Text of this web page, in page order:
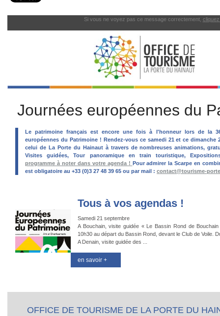
Si vous ne voyez pas ce message correctement,
Journées européennes du
Le patrimoine français est encore une fois à l'honneur lors de la
européennes du Patrimoine ! Rendez-vous ce samedi 21 et ce dimanche
celui de La Porte du Hainaut à travers de nombreuses animations,
Visites guidées, Tour panoramique en train touristique,
programme à noter dans votre agenda ! Pour admirer la Scarpe en
est obligatoire au +33 (0)3 27 48 39 65 ou par mail : contact@tourisme-
Tous à vos agendas !
Samedi 21 septembre
A Bouchain, visite guidée « Le Bassin Rond de
10h30 au départ du Bassin Rond, devant le Club de Voile.
A Denain, visite guidée des ...
en savoir +
OFFICE DE TOURISME DE LA PORTE DU